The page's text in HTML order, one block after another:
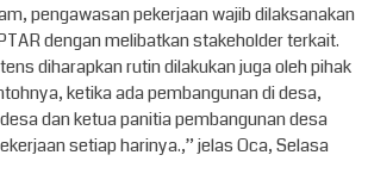
pengawasan pekerjaan wajib dilaksanakan
dengan melibatkan stakeholder terkait.
diharapkan rutin dilakukan juga oleh pihak
ketika ada pembangunan di desa,
dan ketua panitia pembangunan desa
setiap harinya.,” jelas Oca, Selasa